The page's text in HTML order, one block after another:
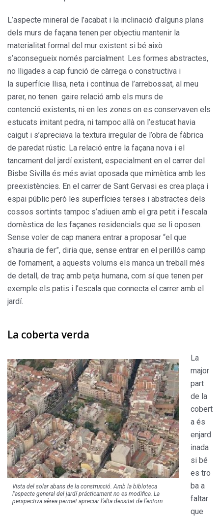
L’aspecte mineral de l’acabat i la inclinació d’alguns plans
dels murs de façana tenen per objectiu mantenir la
materialitat formal del mur existent si bé això
s’aconsegueix només parcialment. Les formes abstractes,
no lligades a cap funció de càrrega o constructiva i
la superfície llisa, neta i contínua de l’arrebossat, al meu
parer, no tenen gaire relació amb els murs de
contenció existents, ni en les zones on es conservaven els
estucats imitant pedra, ni tampoc allà on l’estucat havia
caigut i s’apreciava la textura irregular de l’obra de fàbrica
de paredat rústic. La relació entre la façana nova i el
tancament del jardí existent, especialment en el carrer del
Bisbe Sivilla és més aviat oposada que mimètica amb les
preexistències. En el carrer de Sant Gervasi es crea plaça i
espai públic però les superfícies terses i abstractes dels
cossos sortints tampoc s’adiuen amb el gra petit i l’escala
domèstica de les façanes residencials que se li oposen.
Sense voler de cap manera entrar a proposar “el que
s’hauria de fer”, diria que, sense entrar en el perillós camp
de l’ornament, a aquests volums els manca un treball més
de detall, de traç amb petja humana, com sí que tenen per
exemple els patis i l’escala que connecta el carrer amb el
jardí.
La coberta verda
Vista del solar abans de la construcció. Amb la bibloteca
l’aspecte general del jardí prácticament no es modifica. La
perspectiva aèrea permet apreciar l’alta densitat de l’entorn.
La
major
part
de la
cobert
a és
enjard
inada
si bé
es tro
ba a
faltar
que